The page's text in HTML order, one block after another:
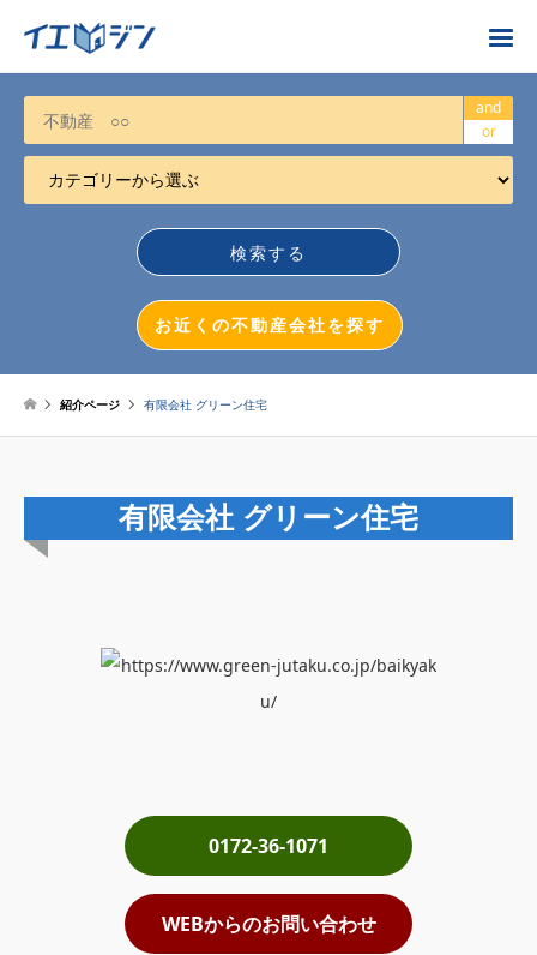
お近くの不動産会社を探す
カテゴリーから選ぶ
不動産売却
不動産投資
マンション売却
土地売却
イエジンくんの紹介
利用規約について
掲載受付窓口はこちら
and
or
お近くの不動産会社を探す
紹介ページ 有限会社 グリーン住宅
有限会社 グリーン住宅
0172-36-1071
WEBからのお問い合わせ